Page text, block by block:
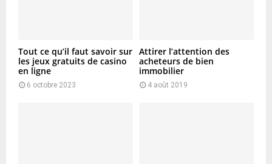
Tout ce qu’il faut savoir sur
les jeux gratuits de casino
en ligne
6 octobre 2023
Attirer l’attention des
acheteurs de bien
immobilier
4 août 2019